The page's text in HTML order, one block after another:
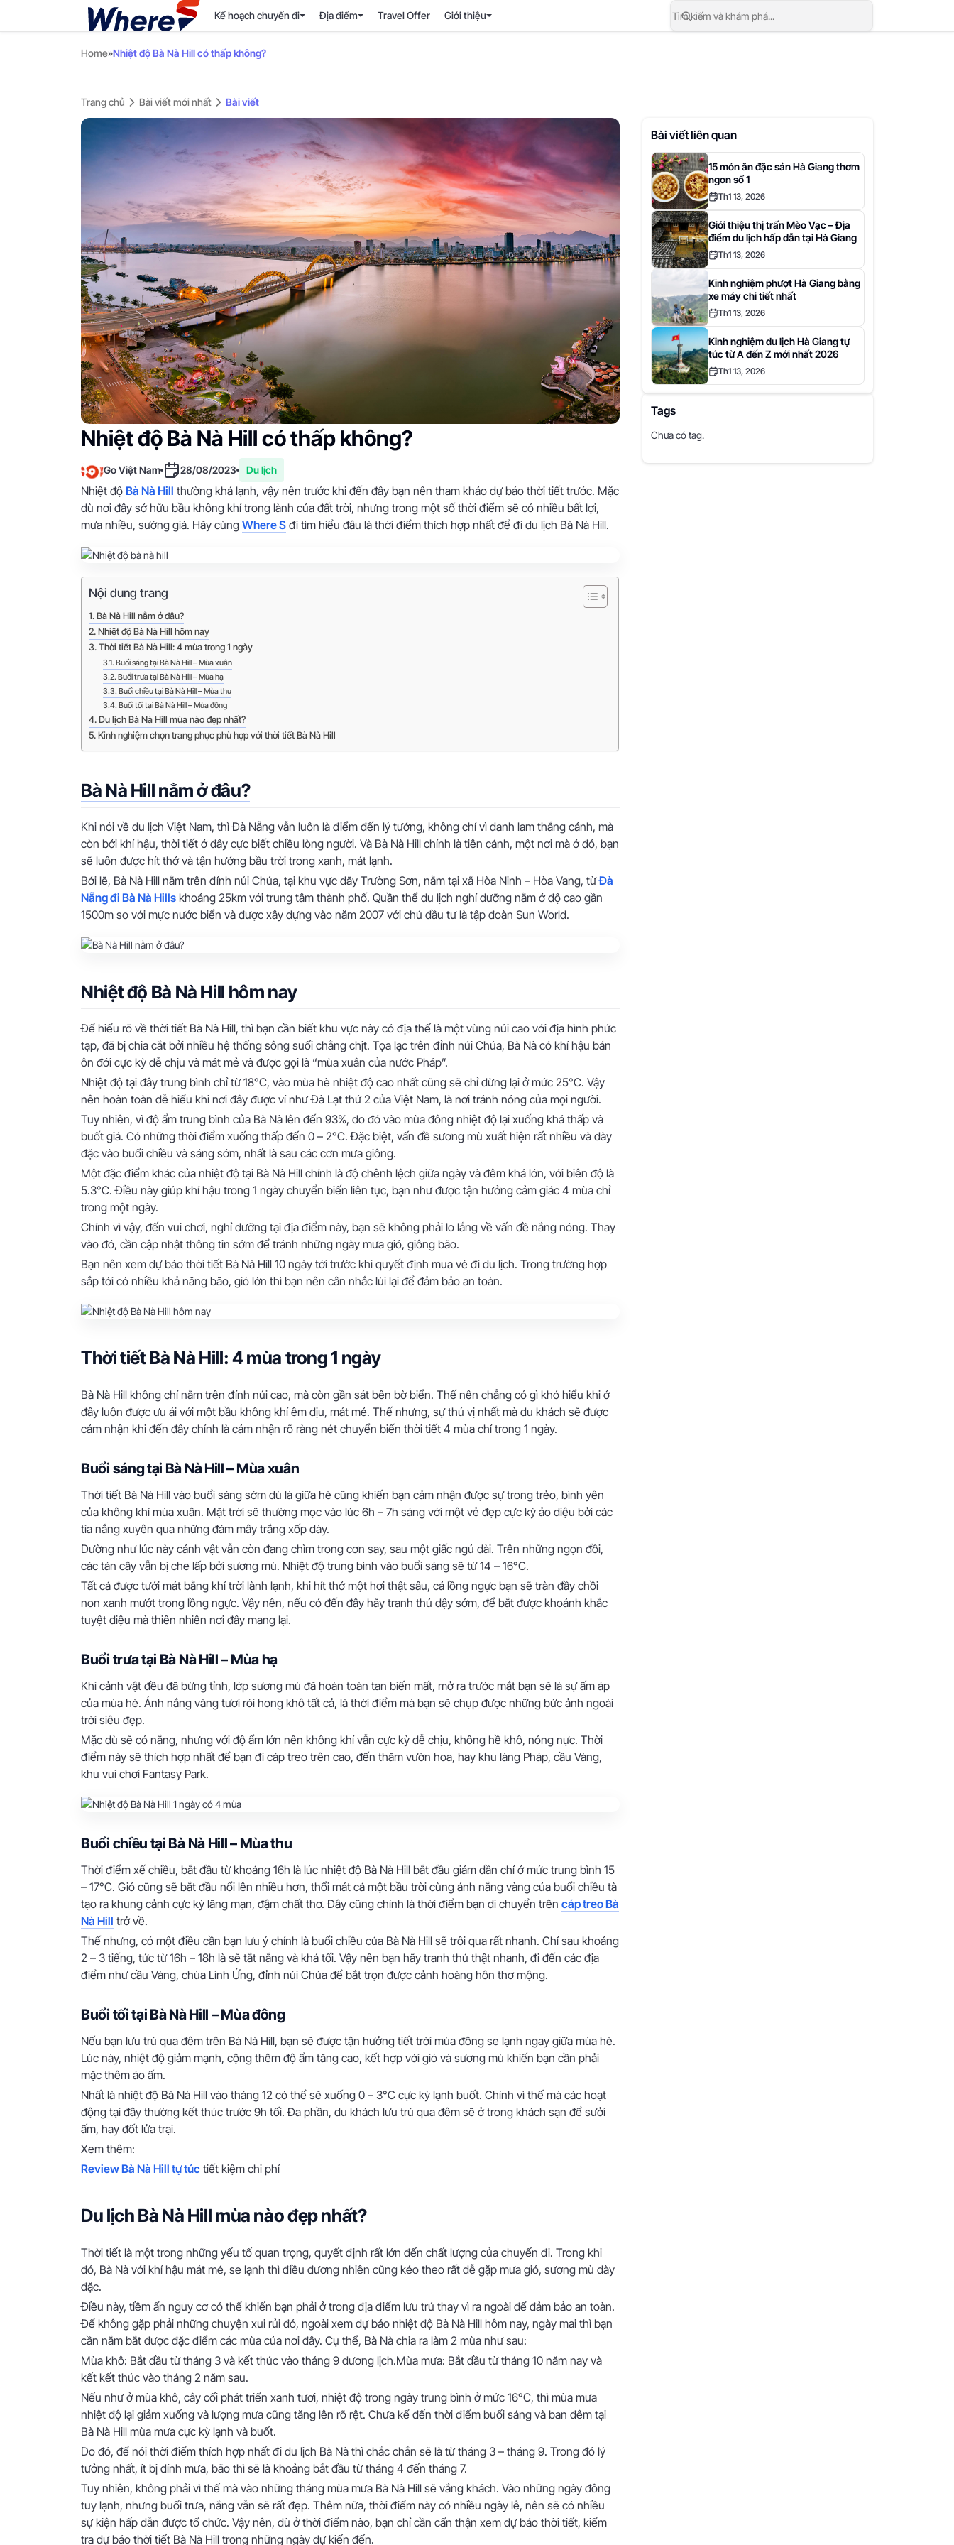
Kế hoạch chuyến đi Địa điểm Travel Offer Giới thiệu
Home»Nhiệt độ Bà Nà Hill có thấp không?
Trang chủ Bài viết mới nhất Bài viết
Nhiệt độ Bà Nà Hill có thấp không?
Go Việt Nam 28/08/2023 Du lịch
Nhiệt độ Bà Nà Hill thường khá lạnh, vậy nên trước khi đến đây bạn nên tham khảo dự báo thời tiết trước. Mặc
dù nơi đây sở hữu bầu không khí trong lành của đất trời, nhưng trong một số thời điểm sẽ có nhiều bất lợi,
mưa nhiều, sướng giá. Hãy cùng Where S đi tìm hiểu đâu là thời điểm thích hợp nhất để đi du lịch Bà Nà Hill.
Nội dung trang
Bà Nà Hill nằm ở đâu?
Nhiệt độ Bà Nà Hill hôm nay
Thời tiết Bà Nà Hill: 4 mùa trong 1 ngày
Buổi sáng tại Bà Nà Hill – Mùa xuân
Buổi trưa tại Bà Nà Hill – Mùa hạ
Buổi chiều tại Bà Nà Hill – Mùa thu
Buổi tối tại Bà Nà Hill – Mùa đông
Du lịch Bà Nà Hill mùa nào đẹp nhất?
Kinh nghiệm chọn trang phục phù hợp với thời tiết Bà Nà Hill
Bà Nà Hill nằm ở đâu?
Khi nói về du lịch Việt Nam, thì Đà Nẵng vẫn luôn là điểm đến lý tưởng, không chỉ vì danh lam thắng cảnh, mà
còn bởi khí hậu, thời tiết ở đây cực biết chiều lòng người. Và Bà Nà Hill chính là tiên cảnh, một nơi mà ở đó, bạn
sẽ luôn được hít thở và tận hưởng bầu trời trong xanh, mát lạnh.
Bởi lẽ, Bà Nà Hill nằm trên đỉnh núi Chúa, tại khu vực dãy Trường Sơn, nằm tại xã Hòa Ninh – Hòa Vang, từĐà
Nẵng đi Bà Nà Hills khoảng 25km với trung tâm thành phố. Quần thể du lịch nghỉ dưỡng nằm ở độ cao gần
1500m so với mực nước biển và được xây dựng vào năm 2007 với chủ đầu tư là tập đoàn Sun World.
Nhiệt độ Bà Nà Hill hôm nay
Để hiểu rõ về thời tiết Bà Nà Hill, thì bạn cần biết khu vực này có địa thế là một vùng núi cao với địa hình phức
tạp, đã bị chia cắt bởi nhiều hệ thống sông suối chằng chịt. Tọa lạc trên đỉnh núi Chúa, Bà Nà có khí hậu bán
ôn đới cực kỳ dễ chịu và mát mẻ và được gọi là “mùa xuân của nước Pháp”.
Nhiệt độ tại đây trung bình chỉ từ 18°C, vào mùa hè nhiệt độ cao nhất cũng sẽ chỉ dừng lại ở mức 25°C. Vậy
nên hoàn toàn dễ hiểu khi nơi đây được ví như Đà Lạt thứ 2 của Việt Nam, là nơi tránh nóng của mọi người.
Tuy nhiên, vì độ ẩm trung bình của Bà Nà lên đến 93%, do đó vào mùa đông nhiệt độ lại xuống khá thấp và
buốt giá. Có những thời điểm xuống thấp đến 0 – 2°C. Đặc biệt, vấn đề sương mù xuất hiện rất nhiều và dày
đặc vào buổi chiều và sáng sớm, nhất là sau các cơn mưa giông.
Một đặc điểm khác của nhiệt độ tại Bà Nà Hill chính là độ chênh lệch giữa ngày và đêm khá lớn, với biên độ là
5.3°C. Điều này giúp khí hậu trong 1 ngày chuyển biến liên tục, bạn như được tận hưởng cảm giác 4 mùa chỉ
trong một ngày.
Chính vì vậy, đến vui chơi, nghỉ dưỡng tại địa điểm này, bạn sẽ không phải lo lắng về vấn đề nắng nóng. Thay
vào đó, cần cập nhật thông tin sớm để tránh những ngày mưa gió, giông bão.
Bạn nên xem dự báo thời tiết Bà Nà Hill 10 ngày tới trước khi quyết định mua vé đi du lịch. Trong trường hợp
sắp tới có nhiều khả năng bão, gió lớn thì bạn nên cân nhắc lùi lại để đảm bảo an toàn.
Thời tiết Bà Nà Hill: 4 mùa trong 1 ngày
Bà Nà Hill không chỉ nằm trên đỉnh núi cao, mà còn gần sát bên bờ biển. Thế nên chẳng có gì khó hiểu khi ở
đây luôn được ưu ái với một bầu không khí êm dịu, mát mẻ. Thế nhưng, sự thú vị nhất mà du khách sẽ được
cảm nhận khi đến đây chính là cảm nhận rõ ràng nét chuyển biến thời tiết 4 mùa chỉ trong 1 ngày.
Buổi sáng tại Bà Nà Hill – Mùa xuân
Thời tiết Bà Nà Hill vào buổi sáng sớm dù là giữa hè cũng khiến bạn cảm nhận được sự trong trẻo, bình yên
của không khí mùa xuân. Mặt trời sẽ thường mọc vào lúc 6h – 7h sáng với một vẻ đẹp cực kỳ ảo diệu bởi các
tia nắng xuyên qua những đám mây trắng xốp dày.
Dường như lúc này cảnh vật vẫn còn đang chìm trong cơn say, sau một giấc ngủ dài. Trên những ngọn đồi,
các tán cây vẫn bị che lấp bởi sương mù. Nhiệt độ trung bình vào buổi sáng sẽ từ 14 – 16°C.
Tất cả được tưới mát bằng khí trời lành lạnh, khi hít thở một hơi thật sâu, cả lồng ngực bạn sẽ tràn đầy chồi
non xanh mướt trong lồng ngực. Vậy nên, nếu có đến đây hãy tranh thủ dậy sớm, để bắt được khoảnh khắc
tuyệt diệu mà thiên nhiên nơi đây mang lại.
Buổi trưa tại Bà Nà Hill – Mùa hạ
Khi cảnh vật đều đã bừng tỉnh, lớp sương mù đã hoàn toàn tan biến mất, mở ra trước mắt bạn sẽ là sự ấm áp
của mùa hè. Ánh nắng vàng tươi rói hong khô tất cả, là thời điểm mà bạn sẽ chụp được những bức ảnh ngoài
trời siêu đẹp.
Mặc dù sẽ có nắng, nhưng với độ ẩm lớn nên không khí vẫn cực kỳ dễ chịu, không hề khô, nóng nực. Thời
điểm này sẽ thích hợp nhất để bạn đi cáp treo trên cao, đến thăm vườn hoa, hay khu làng Pháp, cầu Vàng,
khu vui chơi Fantasy Park.
Buổi chiều tại Bà Nà Hill – Mùa thu
Thời điểm xế chiều, bắt đầu từ khoảng 16h là lúc nhiệt độ Bà Nà Hill bắt đầu giảm dần chỉ ở mức trung bình 15
– 17°C. Gió cũng sẽ bắt đầu nổi lên nhiều hơn, thổi mát cả một bầu trời cùng ánh nắng vàng của buổi chiều tà
tạo ra khung cảnh cực kỳ lãng mạn, đậm chất thơ. Đây cũng chính là thời điểm bạn di chuyển trên cáp treo Bà
Nà Hill trở về.
Thế nhưng, có một điều cần bạn lưu ý chính là buổi chiều của Bà Nà Hill sẽ trôi qua rất nhanh. Chỉ sau khoảng
2 – 3 tiếng, tức từ 16h – 18h là sẽ tắt nắng và khá tối. Vậy nên bạn hãy tranh thủ thật nhanh, đi đến các địa
điểm như cầu Vàng, chùa Linh Ứng, đỉnh núi Chúa để bắt trọn được cảnh hoàng hôn thơ mộng.
Buổi tối tại Bà Nà Hill – Mùa đông
Nếu bạn lưu trú qua đêm trên Bà Nà Hill, bạn sẽ được tận hưởng tiết trời mùa đông se lạnh ngay giữa mùa hè.
Lúc này, nhiệt độ giảm mạnh, cộng thêm độ ẩm tăng cao, kết hợp với gió và sương mù khiến bạn cần phải
mặc thêm áo ấm.
Nhất là nhiệt độ Bà Nà Hill vào tháng 12 có thể sẽ xuống 0 – 3°C cực kỳ lạnh buốt. Chính vì thế mà các hoạt
động tại đây thường kết thúc trước 9h tối. Đa phần, du khách lưu trú qua đêm sẽ ở trong khách sạn để sưởi
ấm, hay đốt lửa trại.
Xem thêm:
Review Bà Nà Hill tự túc tiết kiệm chi phí
Du lịch Bà Nà Hill mùa nào đẹp nhất?
Thời tiết là một trong những yếu tố quan trọng, quyết định rất lớn đến chất lượng của chuyến đi. Trong khi
đó, Bà Nà với khí hậu mát mẻ, se lạnh thì điều đương nhiên cũng kéo theo rất dễ gặp mưa gió, sương mù dày
đặc.
Điều này, tiềm ẩn nguy cơ có thể khiến bạn phải ở trong địa điểm lưu trú thay vì ra ngoài để đảm bảo an toàn.
Để không gặp phải những chuyện xui rủi đó, ngoài xem dự báo nhiệt độ Bà Nà Hill hôm nay, ngày mai thì bạn
cần nắm bắt được đặc điểm các mùa của nơi đây. Cụ thể, Bà Nà chia ra làm 2 mùa như sau:
Mùa khô: Bắt đầu từ tháng 3 và kết thúc vào tháng 9 dương lịch.Mùa mưa: Bắt đầu từ tháng 10 năm nay và
kết kết thúc vào tháng 2 năm sau.
Nếu như ở mùa khô, cây cối phát triển xanh tươi, nhiệt độ trong ngày trung bình ở mức 16°C, thì mùa mưa
nhiệt độ lại giảm xuống và lượng mưa cũng tăng lên rõ rệt. Chưa kể đến thời điểm buổi sáng và ban đêm tại
Bà Nà Hill mùa mưa cực kỳ lạnh và buốt.
Do đó, để nói thời điểm thích hợp nhất đi du lịch Bà Nà thì chắc chắn sẽ là từ tháng 3 – tháng 9. Trong đó lý
tưởng nhất, ít bị dính mưa, bão thì sẽ là khoảng bắt đầu từ tháng 4 đến tháng 7.
Tuy nhiên, không phải vì thế mà vào những tháng mùa mưa Bà Nà Hill sẽ vắng khách. Vào những ngày đông
tuy lạnh, nhưng buổi trưa, nắng vẫn sẽ rất đẹp. Thêm nữa, thời điểm này có nhiều ngày lễ, nên sẽ có nhiều
sự kiện hấp dẫn được tổ chức. Vậy nên, dù ở thời điểm nào, bạn chỉ cần cẩn thận xem dự báo thời tiết, kiểm
tra dự báo thời tiết Bà Nà Hill trong những ngày dự kiến đến.
Bài viết liên quan
15 món ăn đặc sản Hà Giang thơm
ngon số 1
Th1 13, 2026
Giới thiệu thị trấn Mèo Vạc – Địa
điểm du lịch hấp dẫn tại Hà Giang
Th1 13, 2026
Kinh nghiệm phượt Hà Giang bằng
xe máy chi tiết nhất
Th1 13, 2026
Kinh nghiệm du lịch Hà Giang tự
túc từ A đến Z mới nhất 2026
Th1 13, 2026
Tags
Chưa có tag.